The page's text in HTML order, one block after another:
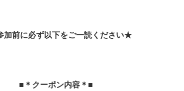
前に必ず以下をご一読ください★
■＊クーポン内容＊■